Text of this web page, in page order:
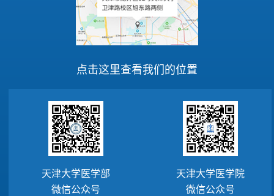
点击这里查看我们的位置
天津大学医学部
微信公众号
天津大学医学院
微信公众号